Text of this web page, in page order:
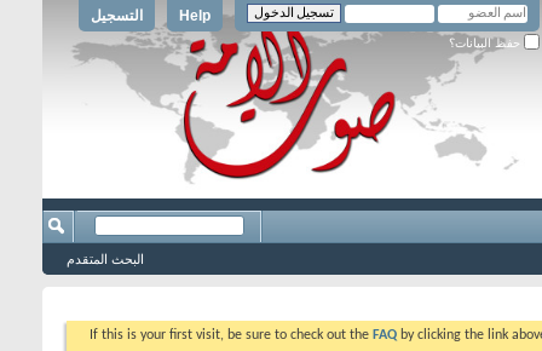
التسجيل Help
حفظ البيانات؟
البحث المتقدم
If this is your first visit, be sure to check out the FAQ by clicking the link